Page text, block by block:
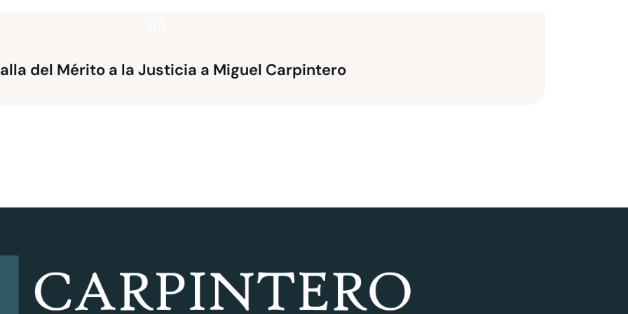
del Mérito a la Justicia a Miguel Carpintero